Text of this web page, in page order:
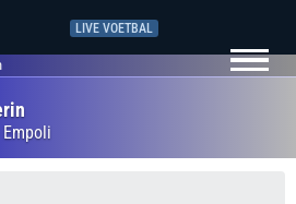
LIVE VOETBAL
Empoli